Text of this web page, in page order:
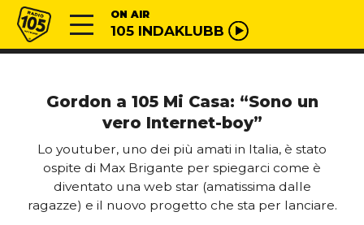
Vai al contenuto
Radio 105 ON AIR
105 INDAKLUBB
Gordon a 105 Mi Casa: “Sono un
vero Internet-boy”
Lo youtuber, uno dei più amati in Italia, è stato
ospite di Max Brigante per spiegarci come è
diventato una web star (amatissima dalle
ragazze) e il nuovo progetto che sta per lanciare.